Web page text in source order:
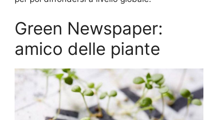
Green Newspaper:
amico delle piante